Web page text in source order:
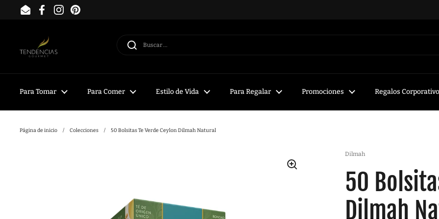
Ir al contenido
EmailFacebookInstagramPinterest
Para Tomar Para Comer Estilo de Vida Para Regalar Promociones Regalos
Página de inicio / Colecciones / 50 Bolsitas Te Verde Ceylon Dilmah Natural
Dilmah
50
Dilmah